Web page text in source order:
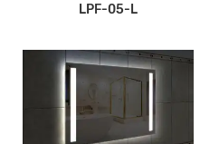
LPF-05-L